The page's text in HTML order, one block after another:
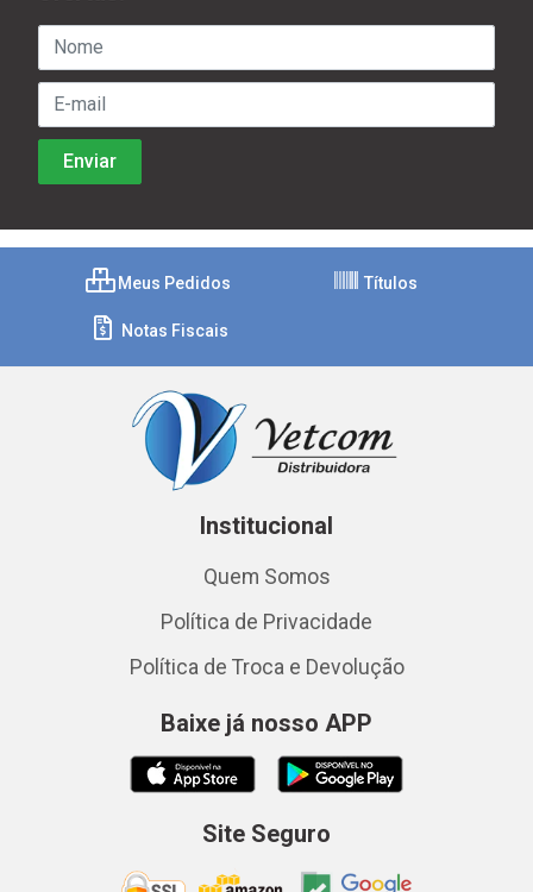
Meus Pedidos Títulos
Notas Fiscais
Institucional
Quem Somos
Política de Privacidade
Política de Troca e Devolução
Baixe já nosso APP
Site Seguro